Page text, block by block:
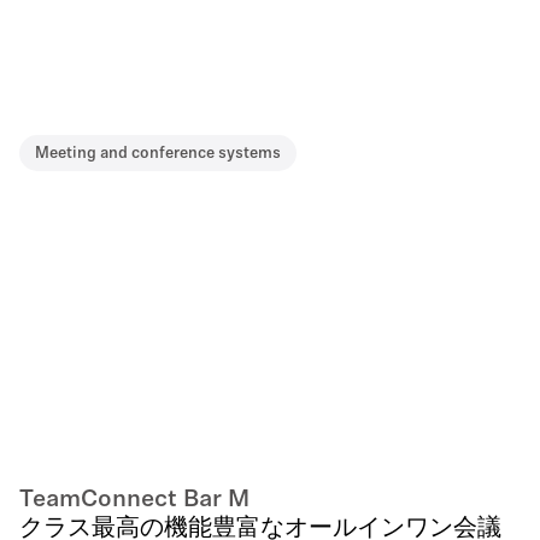
Meeting and conference systems
TeamConnect Bar M
クラス最高の機能豊富なオールインワン会議